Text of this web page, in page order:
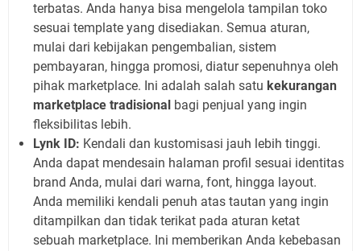
terbatas. Anda hanya bisa mengelola tampilan toko
sesuai template yang disediakan. Semua aturan,
mulai dari kebijakan pengembalian, sistem
pembayaran, hingga promosi, diatur sepenuhnya oleh
pihak marketplace. Ini adalah salah satu kekurangan
marketplace tradisional bagi penjual yang ingin
fleksibilitas lebih.
Lynk ID: Kendali dan kustomisasi jauh lebih tinggi.
Anda dapat mendesain halaman profil sesuai identitas
brand Anda, mulai dari warna, font, hingga layout.
Anda memiliki kendali penuh atas tautan yang ingin
ditampilkan dan tidak terikat pada aturan ketat
sebuah marketplace. Ini memberikan Anda kebebasan